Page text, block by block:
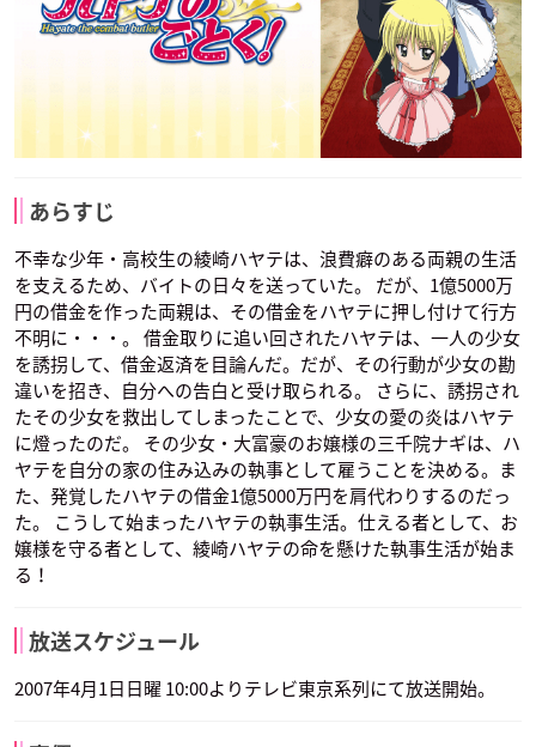
あらすじ
不幸な少年・高校生の綾崎ハヤテは、浪費癖のある両親の生活
を支えるため、バイトの日々を送っていた。 だが、1億5000万
円の借金を作った両親は、その借金をハヤテに押し付けて行方
不明に・・・。 借金取りに追い回されたハヤテは、一人の少女
を誘拐して、借金返済を目論んだ。だが、その行動が少女の勘
違いを招き、自分への告白と受け取られる。 さらに、誘拐され
たその少女を救出してしまったことで、少女の愛の炎はハヤテ
に燈ったのだ。 その少女・大富豪のお嬢様の三千院ナギは、ハ
ヤテを自分の家の住み込みの執事として雇うことを決める。ま
た、発覚したハヤテの借金1億5000万円を肩代わりするのだっ
た。 こうして始まったハヤテの執事生活。仕える者として、お
嬢様を守る者として、綾崎ハヤテの命を懸けた執事生活が始ま
る！
放送スケジュール
2007年4月1日日曜 10:00よりテレビ東京系列にて放送開始。